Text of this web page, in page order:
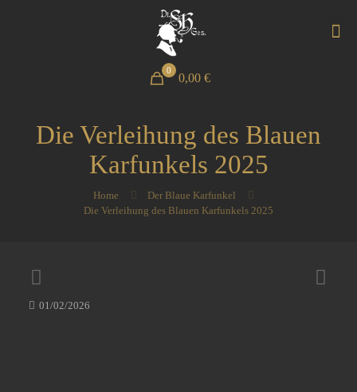
0
0,00 €
Die Verleihung des Blauen
Karfunkels 2025
Home
Der Blaue Karfunkel
Die Verleihung des Blauen Karfunkels 2025
01/02/2026